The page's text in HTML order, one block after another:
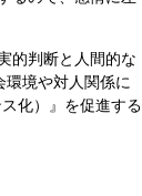
的判断と人間的な
境や対人関係に
化）』を促進する